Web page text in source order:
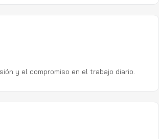
y el compromiso en el trabajo diario.